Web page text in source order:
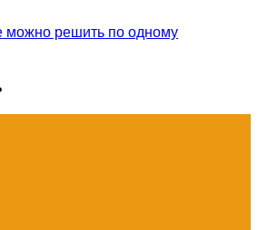
решить по одному